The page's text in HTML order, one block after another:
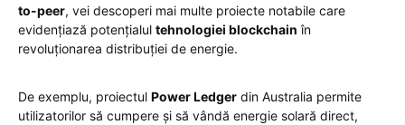
to-peer, vei descoperi mai multe proiecte notabile care
evidențiază potențialul tehnologiei blockchain în
revoluționarea distribuției de energie.
De exemplu, proiectul Power Ledger din Australia permite
utilizatorilor să cumpere și să vândă energie solară direct,